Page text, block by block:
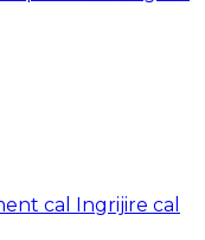
cal Ingrijire cal